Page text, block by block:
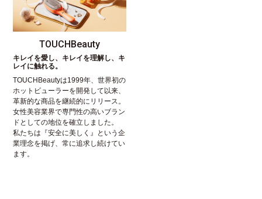
TOUCHBeauty
キレイを愛し、キレイを理解し、キ
レイに触れる。
TOUCHBeautyは1999年、世界初の
ホットビューラーを開発して以来、
革新的な商品を継続的にリリース。
女性美容業界で専門性の高いブラン
ドとしての地位を確立しました。
私たちは『安全に美しく』という企
業理念を掲げ、常に追求し続けてい
ます。